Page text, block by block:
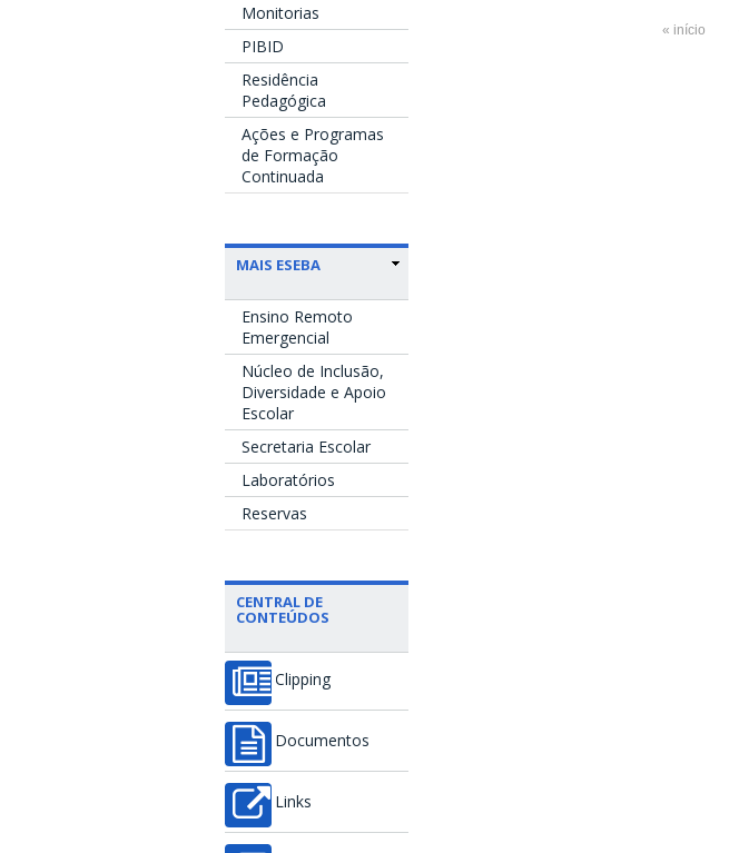
Monitorias
PIBID
Residência
Pedagógica
Ações e Programas
de Formação
Continuada
MAIS ESEBA
Ensino Remoto
Emergencial
Núcleo de Inclusão,
Diversidade e Apoio
Escolar
Secretaria Escolar
Laboratórios
Reservas
CENTRAL DE
CONTEÚDOS
Clipping
Documentos
Links
« início